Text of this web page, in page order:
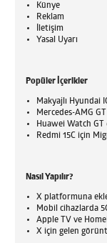
Künye
Reklam
İletişim
Yasal Uyarı
Popüler İçerikler
Makyajlı Hyundai
Mercedes-AMG
Huawei Watch
Redmi 15C için
Nasıl Yapılır?
X platformuna
Mobil cihazlarda
Apple TV ve
X için gelen